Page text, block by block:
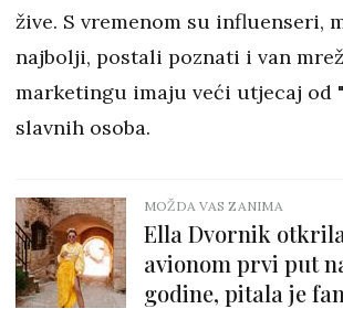
žive. S vremenom su influenseri,
najbolji, postali poznati i van
marketingu imaju veći utjecaj od
slavnih osoba.
MOŽDA VAS ZANIMA
Ella Dvornik
avionom prvi put
godine, pitala je